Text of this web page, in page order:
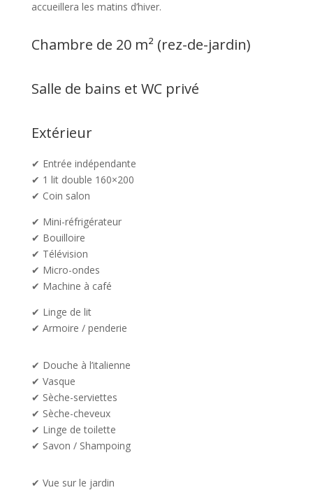
accueillera les matins d’hiver.
Chambre de 20 m² (rez-de-jardin)
Salle de bains et WC privé
Extérieur
✔ Entrée indépendante
✔ 1 lit double 160×200
✔ Coin salon
✔ Mini-réfrigérateur
✔ Bouilloire
✔ Télévision
✔ Micro-ondes
✔ Machine à café
✔ L inge de lit
✔ Armoire / penderie
✔ Douche à l’italienne
✔ Vasque
✔ Sèche-serviettes
✔ Sèche-cheveux
✔ Linge de toilette
✔ Savon / Shampoing
✔ Vue sur le jardin